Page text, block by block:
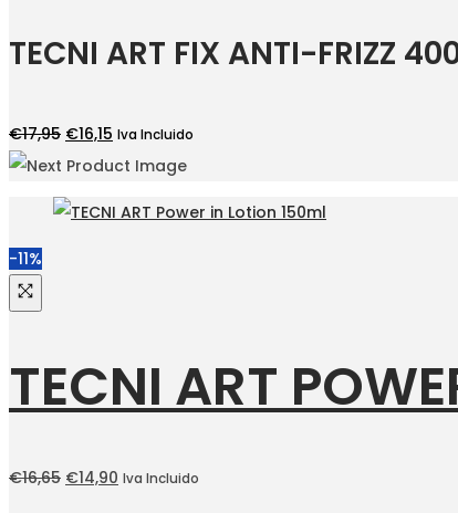
€14,65.€13,90.
TECNI ART FIX ANTI-FRIZZ
€17,95 O
preço
original
era:
€16,15 O
preço
é:
Iva Incluido
-11%
TECNI ART
€16,65 O
€14,90 O
Iva Incluido